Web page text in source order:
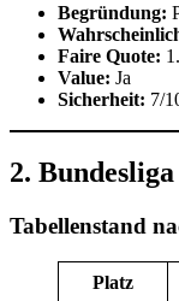
Begründung:
Faire Quote:
Value: Ja
Sicherheit: 7/
2.
Tabellenstand
Platz